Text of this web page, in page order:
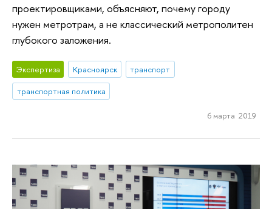
проектировщиками, объясняют, почему городу
нужен метротрам, а не классический метрополитен
глубокого заложения.
Экспертиза Красноярск
транспорт
транспортная политика
6 марта 2019